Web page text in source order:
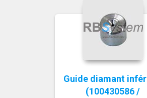
Guide diamant
(100430586 /